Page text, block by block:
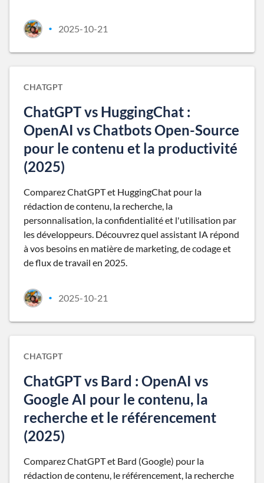
• 2025-10-21
CHATGPT
ChatGPT vs HuggingChat :
OpenAI vs Chatbots Open-Source
pour le contenu et la productivité
(2025)
Comparez ChatGPT et HuggingChat pour la
rédaction de contenu, la recherche, la
personnalisation, la confidentialité et l'utilisation par
les développeurs. Découvrez quel assistant IA répond
à vos besoins en matière de marketing, de codage et
de flux de travail en 2025.
• 2025-10-21
CHATGPT
ChatGPT vs Bard : OpenAI vs
Google AI pour le contenu, la
recherche et le référencement
(2025)
Comparez ChatGPT et Bard (Google) pour la
rédaction de contenu, le référencement, la recherche